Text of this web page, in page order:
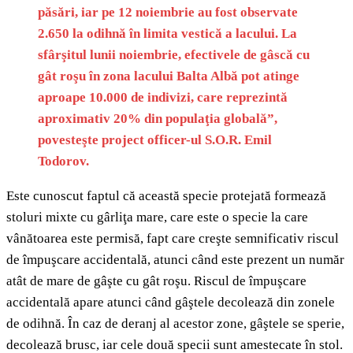
păsări, iar pe 12 noiembrie au fost observate
2.650 la odihnă în limita vestică a lacului. La
sfârşitul lunii noiembrie, efectivele de gâscă cu
gât roşu în zona lacului Balta Albă pot atinge
aproape 10.000 de indivizi, care reprezintă
aproximativ 20% din populaţia globală”,
povesteşte project officer-ul S.O.R. Emil
Todorov.
Este cunoscut faptul că această specie protejată formează
stoluri mixte cu gârliţa mare, care este o specie la care
vânătoarea este permisă, fapt care creşte semnificativ riscul
de împuşcare accidentală, atunci când este prezent un număr
atât de mare de gâşte cu gât roşu. Riscul de împuşcare
accidentală apare atunci când gâştele decolează din zonele
de odihnă. În caz de deranj al acestor zone, gâştele se sperie,
decolează brusc, iar cele două specii sunt amestecate în stol.